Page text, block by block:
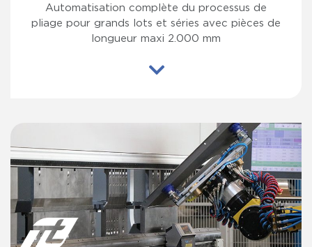
Automatisation complète du processus de
pliage pour grands lots et séries avec pièces de
longueur maxi 2.000 mm